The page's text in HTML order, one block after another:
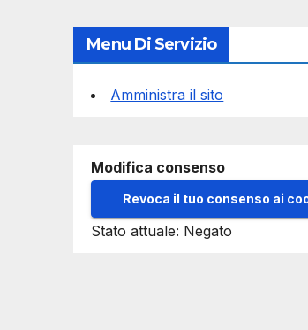
Menu Di Servizio
Amministra il sito
Modifica consenso
Revoca il tuo consenso ai
Stato attuale: Negato